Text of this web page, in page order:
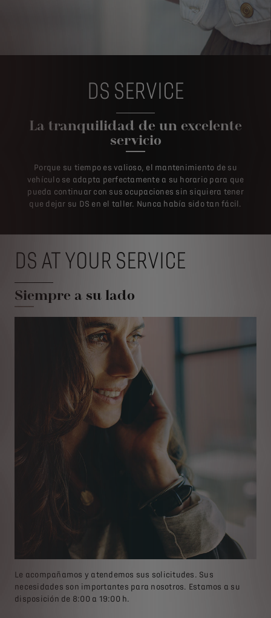
DS SERVICE
La tranquilidad de un excelente
servicio
Porque su tiempo es valioso, el mantenimiento de su
vehículo se adapta perfectamente a su horario para que
pueda continuar con sus ocupaciones sin siquiera tener
que dejar su DS en el taller. Nunca había sido tan fácil.
DS AT YOUR SERVICE
Siempre a su lado
Le acompañamos y atendemos sus solicitudes. Sus
necesidades son importantes para nosotros. Estamos a su
disposición de 8:00 a 19:00 h.